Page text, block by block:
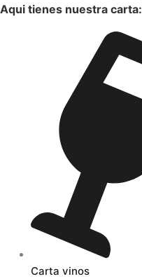
Aqui tienes nuestra carta:
Carta vinos